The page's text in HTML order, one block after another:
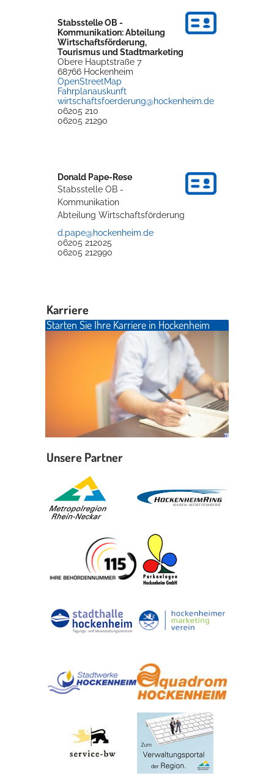
Stabsstelle OB -
Kommunikation: Abteilung
Wirtschaftsförderung,
Tourismus und Stadtmarketing
Obere Hauptstraße 7
68766 Hockenheim
OpenStreetMap
Fahrplanauskunft
wirtschaftsfoerderung@hockenheim.de
06205 210
06205 21290
Donald Pape-Rese
Stabsstelle OB -
Kommunikation
Abteilung Wirtschaftsförderung
d.pape@hockenheim.de
06205 212025
06205 212990
Karriere
Starten Sie Ihre Karriere in Hockenheim
Unsere Partner